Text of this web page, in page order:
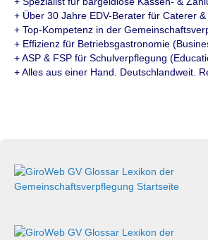
+ Über 30 Jahre EDV-Berater für Caterer
+ Top-Kompetenz in der
+ Effizienz für Betriebsgastronomie
+ ASP & FSP für Schulverpflegung
+ Alles aus einer Hand. Deutschlandweit.